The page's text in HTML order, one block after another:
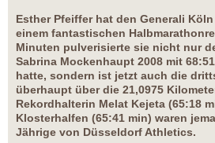
Esther Pfeiffer hat den Generali
einem fantastischen
Minuten pulverisierte sie nicht nur
Sabrina Mockenhaupt 2008 mit
hatte, sondern ist jetzt auch die
überhaupt über die 21,0975
Rekordhalterin Melat Kejeta (65:18
Klosterhalfen (65:41 min) waren
Jährige von Düsseldorf Athletics.